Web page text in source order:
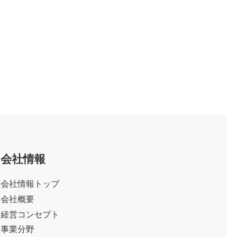
会社情報
会社情報トップ
会社概要
経営コンセプト
事業分野